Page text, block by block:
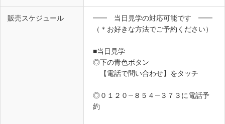
販売スケジュール
━━ 当日見学の対応可能です ━━
（＊お好きな方法でご予約ください）
■当日見学
◎下の青色ボタン
【電話で問い合わせ】をタッチ
◎０１２０―８５４―３７３に電話予
約